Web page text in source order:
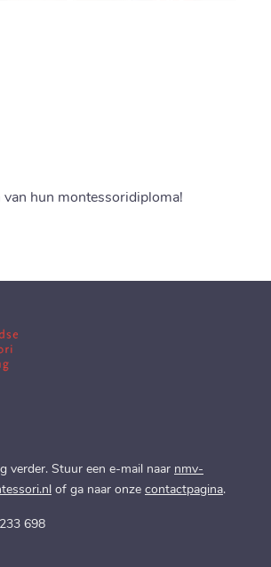
van hun montessoridiploma!
verder. Stuur een e-mail naar nmv-
of ga naar onze contactpagina.
698